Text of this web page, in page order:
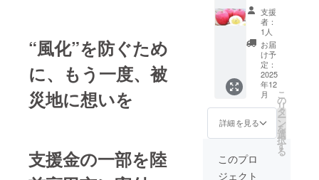
“風化”を防ぐため
に、もう一度、被
災地に想いを
支援金の一部を陸
・数
量：1箱
（限定
700セッ
ト シ
リアル
ナン
バー
付） ・
付属
品：英
書 ・特
製桐箱
松」
＋
「米崎
りん
ご」
（サン
ふじ）
御香
セット
に加え
て「米
崎りん
ご」の
セット
をお届
けしま
支援
者：
1人
お届
け予
定：
2025
年12
月
詳細を見る
こ
の
リ
タ
ー
ン
を
選
択
す
る
このプロ
ジェクト